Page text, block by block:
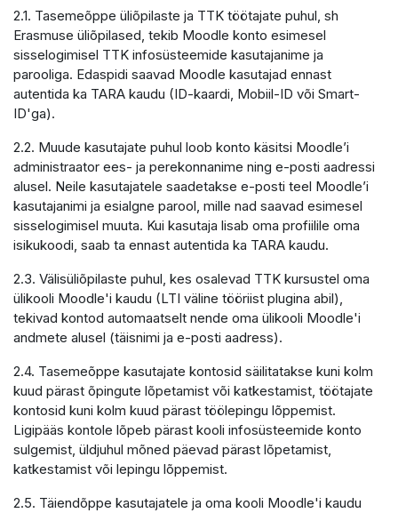
2.1. Tasemeõppe üliõpilaste ja TTK töötajate puhul, sh
Erasmuse üliõpilased, tekib Moodle konto esimesel
sisselogimisel TTK infosüsteemide kasutajanime ja
parooliga. Edaspidi saavad Moodle kasutajad ennast
autentida ka TARA kaudu (ID-kaardi, Mobiil-ID või Smart-
ID'ga).
2.2. Muude kasutajate puhul loob konto käsitsi Moodle’i
administraator ees- ja perekonnanime ning e-posti aadressi
alusel. Neile kasutajatele saadetakse e-posti teel Moodle’i
kasutajanimi ja esialgne parool, mille nad saavad esimesel
sisselogimisel muuta. Kui kasutaja lisab oma profiilile oma
isikukoodi, saab ta ennast autentida ka TARA kaudu.
2.3. Välisüliõpilaste puhul, kes osalevad TTK kursustel oma
ülikooli Moodle'i kaudu (LTI väline tööriist plugina abil),
tekivad kontod automaatselt nende oma ülikooli Moodle'i
andmete alusel (täisnimi ja e-posti aadress).
2.4. Tasemeõppe kasutajate kontosid säilitatakse kuni kolm
kuud pärast õpingute lõpetamist või katkestamist, töötajate
kontosid kuni kolm kuud pärast töölepingu lõppemist.
Ligipääs kontole lõpeb pärast kooli infosüsteemide konto
sulgemist, üldjuhul mõned päevad pärast lõpetamist,
katkestamist või lepingu lõppemist.
2.5. Täiendõppe kasutajatele ja oma kooli Moodle'i kaudu